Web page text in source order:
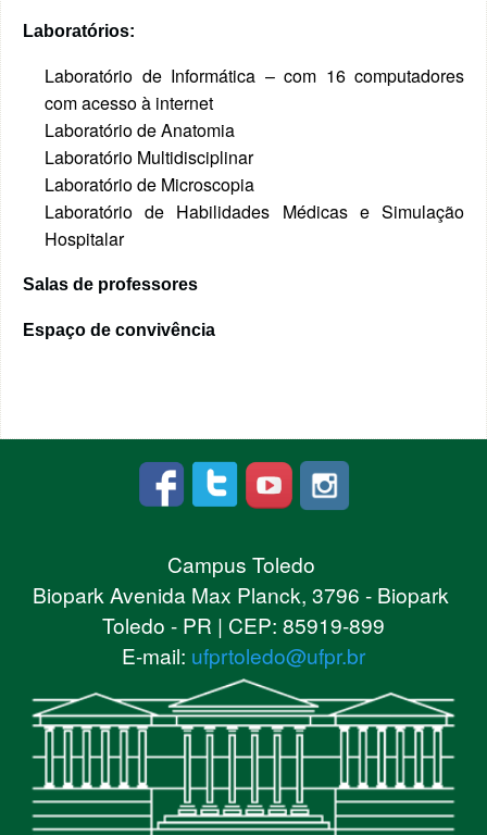
Laboratórios:
Laboratório de Informática – com 16 computadores
com acesso à internet
Laboratório de Anatomia
Laboratório Multidisciplinar
Laboratório de Microscopia
Laboratório de Habilidades Médicas e Simulação
Hospitalar
Salas de professores
Espaço de convivência
Campus Toledo
Biopark Avenida Max Planck, 3796 - Biopark
Toledo - PR | CEP: 85919-899
E-mail: ufprtoledo@ufpr.br